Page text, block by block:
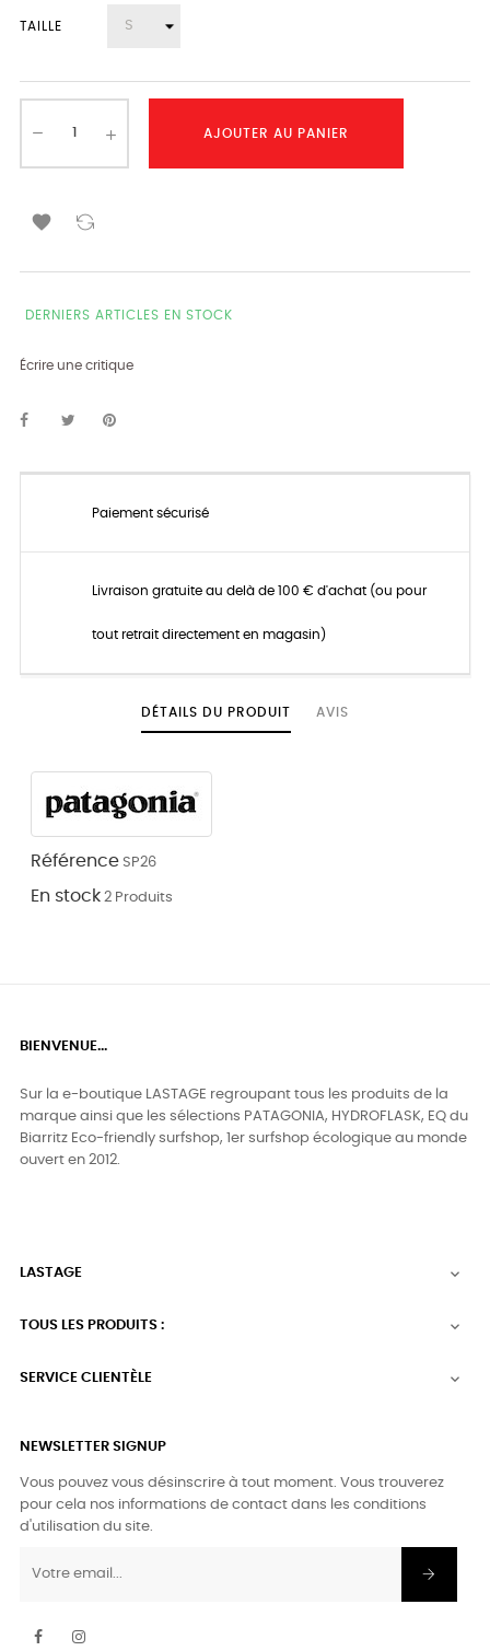
TAILLE
AJOUTER AU PANIER

DERNIERS ARTICLES EN STOCK
Écrire une critique
Paiement sécurisé
Livraison gratuite au delà de 100 € d'achat (ou pour
tout retrait directement en magasin)
DÉTAILS DU PRODUIT AVIS
Référence SP26
En stock 2 Produits
BIENVENUE...
Sur la e-boutique LASTAGE regroupant tous les produits de la
marque ainsi que les sélections PATAGONIA, HYDROFLASK, EQ du
Biarritz Eco-friendly surfshop, 1er surfshop écologique au monde
ouvert en 2012.
LASTAGE 
TOUS LES PRODUITS : 
SERVICE CLIENTÈLE 
NEWSLETTER SIGNUP
Vous pouvez vous désinscrire à tout moment. Vous trouverez
pour cela nos informations de contact dans les conditions
d'utilisation du site.
Facebook